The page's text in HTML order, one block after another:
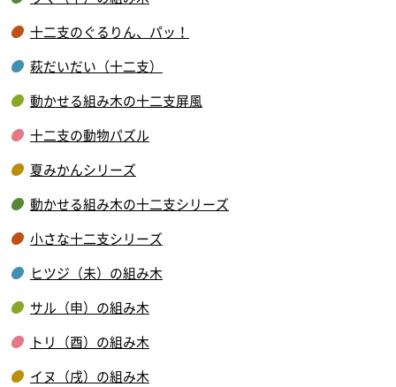
十二支のぐるりん、パッ！
萩だいだい（十二支）
動かせる組み木の十二支屏風
十二支の動物パズル
夏みかんシリーズ
動かせる組み木の十二支シリーズ
小さな十二支シリーズ
ヒツジ（未）の組み木
サル（申）の組み木
トリ（酉）の組み木
イヌ（戌）の組み木